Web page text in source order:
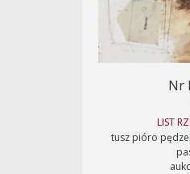
Nr
LIST
tusz pióro